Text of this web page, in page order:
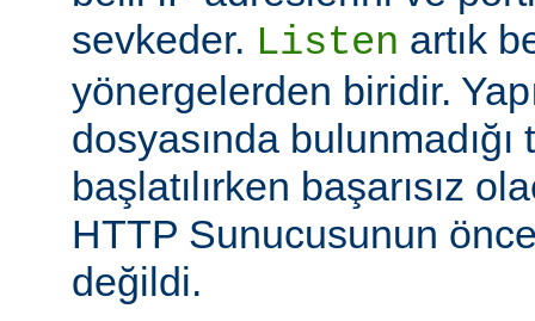
sevkeder. Listen artık
yönergelerden biridir.
dosyasında
başlatılırken başarısız
HTTP Sunucusunun
değildi.